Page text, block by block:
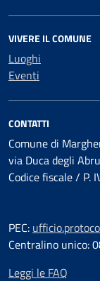
VIVERE IL COMUNE
Luoghi
Eventi
CONTATTI
Comune di
via Duca degli
Codice fiscale / P.
PEC:
Centralino unico:
Leggi le FAQ